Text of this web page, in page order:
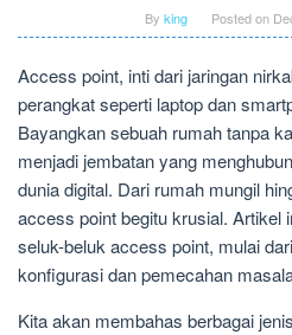
By king Posted on
Access point, inti dari jaringan
perangkat seperti laptop dan
Bayangkan sebuah rumah tanpa
menjadi jembatan yang
dunia digital. Dari rumah mungil
access point begitu krusial. Artikel
seluk-beluk access point, mulai
konfigurasi dan pemecahan
Kita akan membahas berbagai